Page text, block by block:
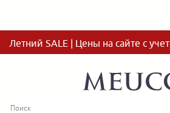
Летний SALE | Цены на сайте с